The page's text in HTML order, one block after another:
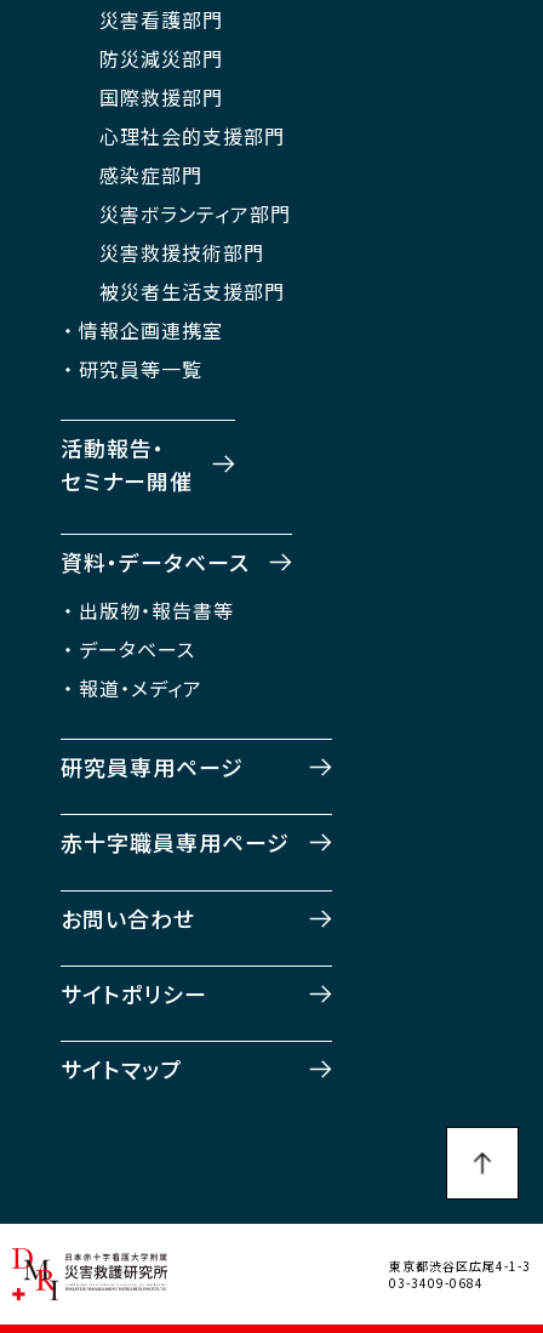
災害看護部門
防災減災部門
国際救援部門
心理社会的支援部門
感染症部門
災害ボランティア部門
災害救援技術部門
被災者生活支援部門
情報企画連携室
研究員等一覧
活動報告・
セミナー開催
資料・データベース
出版物・報告書等
データベース
報道・メディア
研究員専用ページ
赤十字職員専用ページ
お問い合わせ
サイトポリシー
サイトマップ
東京都渋谷区広尾4-1-3
03-3409-0684